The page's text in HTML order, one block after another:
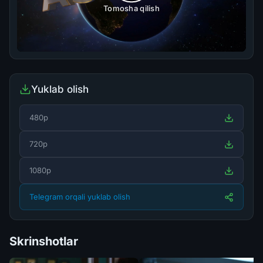
Tomosha qilish
Yuklab olish
480p
720p
1080p
Telegram orqali yuklab olish
Skrinshotlar